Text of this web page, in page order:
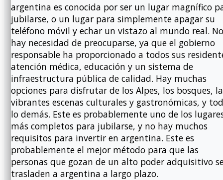
argentina es conocida por ser un lugar magnífico
jubilarse, o un lugar para simplemente apagar su
teléfono móvil y echar un vistazo al mundo real. No
hay necesidad de preocuparse, ya que el gobierno
responsable ha proporcionado a todos sus
atención médica, educación y un sistema de
infraestructura pública de calidad. Hay muchas
opciones para disfrutar de los Alpes, los bosques,
vibrantes escenas culturales y gastronómicas, y
lo demás. Este es probablemente uno de los
más completos para jubilarse, y no hay muchos
requisitos para invertir en argentina. Este es
probablemente el mejor método para que las
personas que gozan de un alto poder adquisitivo
trasladen a argentina a largo plazo.